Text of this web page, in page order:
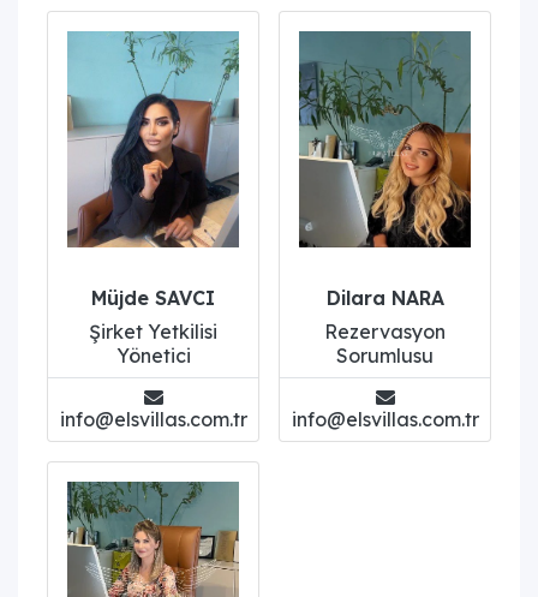
Müjde SAVCI
Şirket Yetkilisi
Yönetici
info@elsvillas.com.tr
Dilara NARA
Rezervasyon
Sorumlusu
info@elsvillas.com.tr